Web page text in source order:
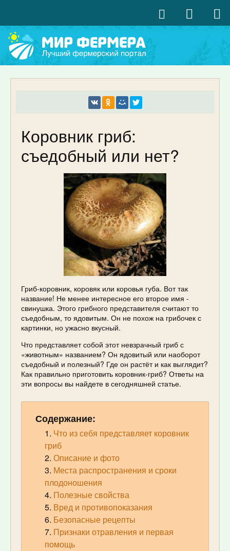
Коровник гриб:
съедобный или нет?
Гриб-коровник, коровяк или коровья губа. Вот так
название! Не менее интересное его второе имя -
свинушка. Этого грибного представителя считают то
съедобным, то ядовитым. Он не похож на грибочек с
картинки, но ужасно вкусный.
Что представляет собой этот невзрачный гриб с
«животным» названием? Он ядовитый или наоборот
съедобный и полезный? Где он растёт и как выглядит?
Как правильно приготовить коровник-гриб? Ответы на
эти вопросы вы найдете в сегодняшней статье.
Содержание:
Что из себя представляет коровник
гриб
Описание и фото
Места распространения и сроки
плодоношения
Полезные свойства
Вред и противопоказания
Безопасные рецепты
Признаки отравления и первая
помощь